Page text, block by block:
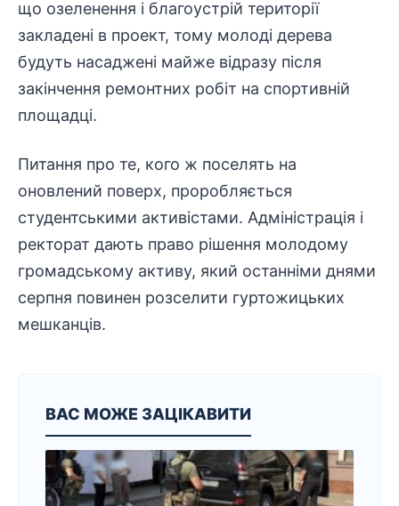
що озеленення і благоустрій території
закладені в проект, тому молоді дерева
будуть насаджені майже відразу після
закінчення ремонтних робіт на спортивній
площадці.
Питання про те, кого ж поселять на
оновлений поверх, проробляється
студентськими активістами. Адміністрація і
ректорат дають право рішення молодому
громадському активу, який останніми днями
серпня повинен розселити гуртожицьких
мешканців.
ВАС МОЖЕ ЗАЦІКАВИТИ